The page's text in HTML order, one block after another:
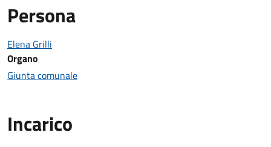
Persona
Elena Grilli
Organo
Giunta comunale
Incarico